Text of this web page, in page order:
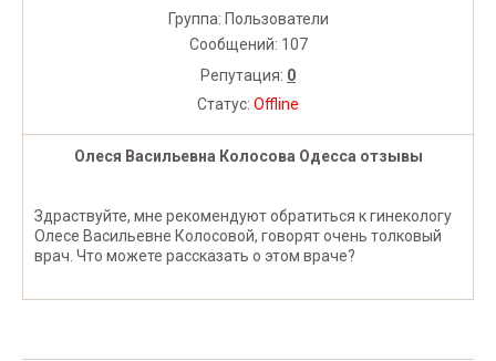
Группа: Пользователи
Сообщений: 107
Репутация: 0
Статус: Offline
Олеся Васильевна Колосова Одесса отзывы
Здраствуйте, мне рекомендуют обратиться к гинекологу
Олесе Васильевне Колосовой, говорят очень толковый
врач. Что можете рассказать о этом враче?